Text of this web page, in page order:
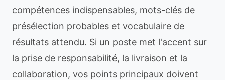
compétences indispensables, mots-clés de
présélection probables et vocabulaire de
résultats attendu. Si un poste met l'accent sur
la prise de responsabilité, la livraison et la
collaboration, vos points principaux doivent